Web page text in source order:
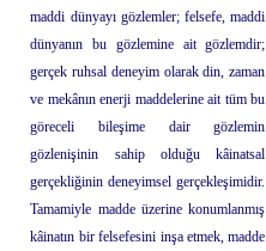
maddi dünyayı gözlemler; felsefe, maddi
dünyanın bu gözlemine ait gözlemdir;
gerçek ruhsal deneyim olarak din, zaman
ve mekânın enerji maddelerine ait tüm bu
göreceli bileşime dair gözlemin
gözlenişinin sahip olduğu kâinatsal
gerçekliğinin deneyimsel gerçekleşimidir.
Tamamiyle madde üzerine konumlanmış
kâinatın bir felsefesini inşa etmek, madde